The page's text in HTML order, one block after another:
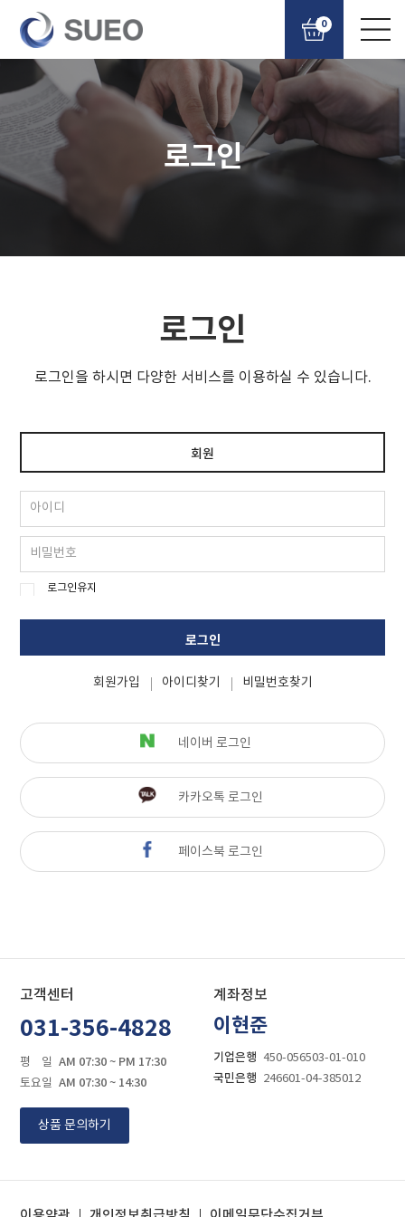
0
로그인
로그인
로그인을 하시면 다양한 서비스를 이용하실 수 있습니다.
회원
로그인유지
로그인
회원가입 아이디찾기 비밀번호찾기
네이버 로그인
카카오톡 로그인
페이스북 로그인
고객센터
031-356-4828
평 일 AM 07:30 ~ PM 17:30
토요일 AM 07:30 ~ 14:30
상품 문의하기
계좌정보
이현준
기업은행 450-056503-01-010
국민은행 246601-04-385012